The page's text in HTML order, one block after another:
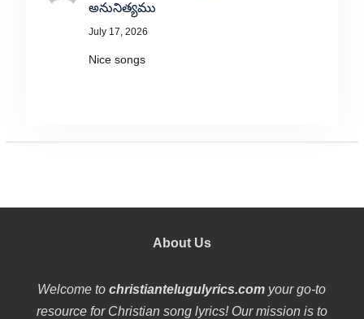
అనునిత్యము
July 17, 2026
Nice songs
About Us
Welcome tochristiantelugulyrics.com your go-to
resource for Christian song lyrics! Our mission is to